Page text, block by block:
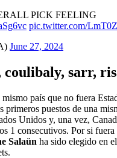
PICK FEELING
pic.twitter.com/
June 27, 2024
coulibaly, sarr,
país que no fuera
primeros puestos de una
Unidos y, una vez,
1 consecutivos. Por si
Salaün ha sido elegido en